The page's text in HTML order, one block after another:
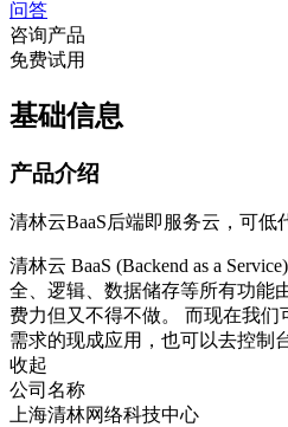
问答
咨询产品
免费试用
基础信息
产品介绍
清林云BaaS后端即服务云，可低
清林云 BaaS (Backend as a
全、逻辑、数据储存等所有功能
费力但又不得不做。 而现在我
需求的现成应用，也可以去控制
收起
公司名称
上海清林网络科技中心